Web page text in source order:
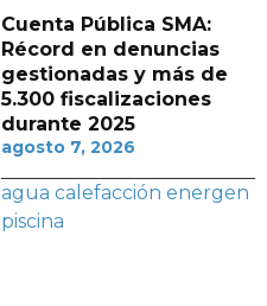
Cuenta Pública SMA:
Récord en denuncias
gestionadas y más de
5.300 fiscalizaciones
durante 2025
agosto 7, 2026
agua calefacción energen
piscina